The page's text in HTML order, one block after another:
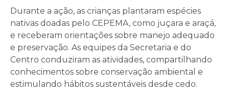
Durante a ação, as crianças plantaram espécies
nativas doadas pelo CEPEMA, como juçara e araçá,
e receberam orientações sobre manejo adequado
e preservação. As equipes da Secretaria e do
Centro conduziram as atividades, compartilhando
conhecimentos sobre conservação ambiental e
estimulando hábitos sustentáveis desde cedo.